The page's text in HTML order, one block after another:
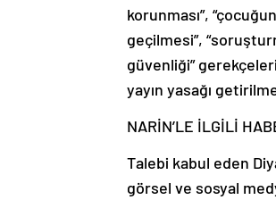
korunması”,
geçilmesi”,
güvenliği”
yayın yasağı
NARİN’LE İLGİLİ
Talebi kabul eden
görsel ve sosyal